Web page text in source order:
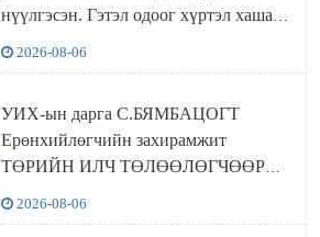
нүүлгэсэн. Гэтэл одоог хүртэл хашаа
2026-08-06
УИХ-ын дарга С.БЯМБАЦОГТ
Ерөнхийлөгчийн захирамжит
ТӨРИЙН ИЛЧ ТӨЛӨӨЛӨГЧӨӨР
2026-08-06